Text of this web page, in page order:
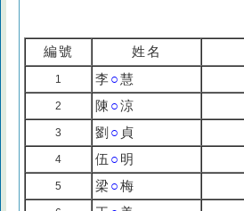
編號 姓名
1 李○慧
2 陳 ○涼
3 劉 ○ 貞
4 伍 ○ 明
5 梁 ○梅